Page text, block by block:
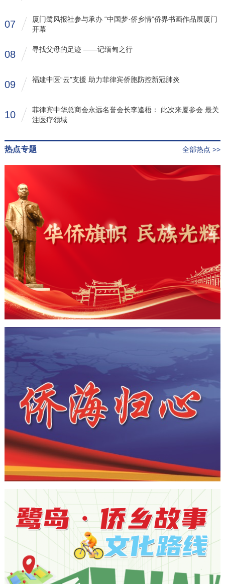
07
厦门鹭风报社参与承办 “中国梦·侨乡情”侨界书画作品展厦门
开幕
08 寻找父母的足迹 ——记缅甸之行
09 福建中医“云”支援 助力菲律宾侨胞防控新冠肺炎
10
菲律宾中华总商会永远名誉会长李逢梧： 此次来厦参会 最关
注医疗领域
热点专题 全部热点 >>